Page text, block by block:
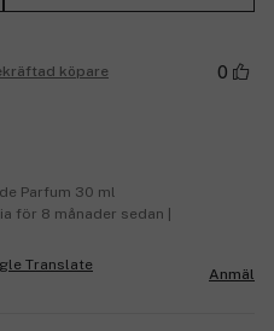
köpare 0
Parfum 30 ml
för 8 månader sedan |
Anmäl